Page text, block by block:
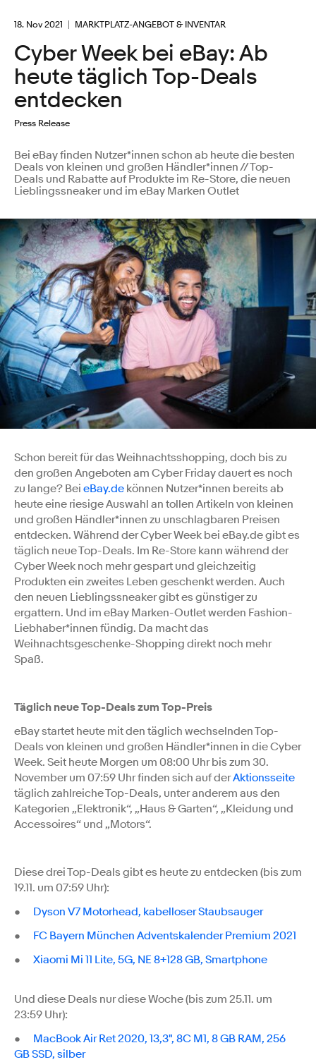
18. Nov 2021 MARKTPLATZ-ANGEBOT & INVENTAR
Cyber Week bei eBay: Ab
heute täglich Top-Deals
entdecken
Press Release
Bei eBay finden Nutzer*innen schon ab heute die besten
Deals von kleinen und großen Händler*innen // Top-
Deals und Rabatte auf Produkte im Re-Store, die neuen
Lieblingssneaker und im eBay Marken Outlet
Schon bereit für das Weihnachtsshopping, doch bis zu
den großen Angeboten am Cyber Friday dauert es noch
zu lange? Bei eBay.de können Nutzer*innen bereits ab
heute eine riesige Auswahl an tollen Artikeln von kleinen
und großen Händler*innen zu unschlagbaren Preisen
entdecken. Während der Cyber Week bei eBay.de gibt es
täglich neue Top-Deals. Im Re-Store kann während der
Cyber Week noch mehr gespart und gleichzeitig
Produkten ein zweites Leben geschenkt werden. Auch
den neuen Lieblingssneaker gibt es günstiger zu
ergattern. Und im eBay Marken-Outlet werden Fashion-
Liebhaber*innen fündig. Da macht das
Weihnachtsgeschenke-Shopping direkt noch mehr
Spaß.
Täglich neue Top-Deals zum Top-Preis
eBay startet heute mit den täglich wechselnden Top-
Deals von kleinen und großen Händler*innen in die Cyber
Week. Seit heute Morgen um 08:00 Uhr bis zum 30.
November um 07:59 Uhr finden sich auf derAktionsseite
täglich zahlreiche Top-Deals, unter anderem aus den
Kategorien „Elektronik“, „Haus & Garten“, „Kleidung und
Accessoires“ und „Motors“.
Diese drei Top-Deals gibt es heute zu entdecken (bis zum
19.11. um 07:59 Uhr):
● Dyson V7 Motorhead, kabelloser Staubsauger
● FC Bayern München Adventskalender Premium 2021
● Xiaomi Mi 11 Lite, 5G, NE 8+128 GB, Smartphone
Und diese Deals nur diese Woche (bis zum 25.11. um
23:59 Uhr):
● MacBook Air Ret 2020, 13,3", 8C M1, 8 GB RAM, 256
GB SSD, silber